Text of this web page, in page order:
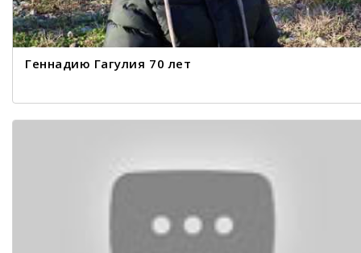
Геннадию Гагулия 70 лет